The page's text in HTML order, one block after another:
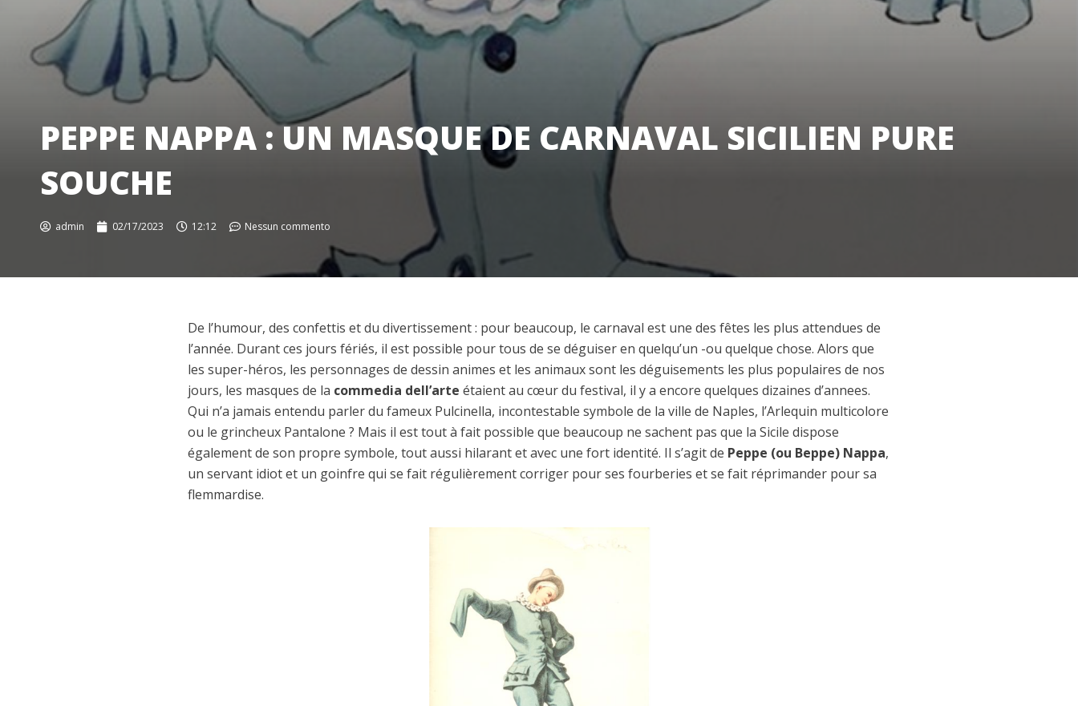
PEPPE NAPPA : UN MASQUE DE CARNAVAL SICILIEN PURE
SOUCHE
admin 02/17/2023 12:12 Nessun commento
De l’humour, des confettis et du divertissement : pour beaucoup, le carnaval est une des fêtes les plus attendues de
l’année. Durant ces jours fériés, il est possible pour tous de se déguiser en quelqu’un -ou quelque chose. Alors que
les super-héros, les personnages de dessin animes et les animaux sont les déguisements les plus populaires de nos
jours, les masques de la commedia dell’arte étaient au cœur du festival, il y a encore quelques dizaines d’annees.
Qui n’a jamais entendu parler du fameux Pulcinella, incontestable symbole de la ville de Naples, l’Arlequin multicolore
ou le grincheux Pantalone ? Mais il est tout à fait possible que beaucoup ne sachent pas que la Sicile dispose
également de son propre symbole, tout aussi hilarant et avec une fort identité. Il s’agit de Peppe (ou Beppe) Nappa,
un servant idiot et un goinfre qui se fait régulièrement corriger pour ses fourberies et se fait réprimander pour sa
flemmardise.